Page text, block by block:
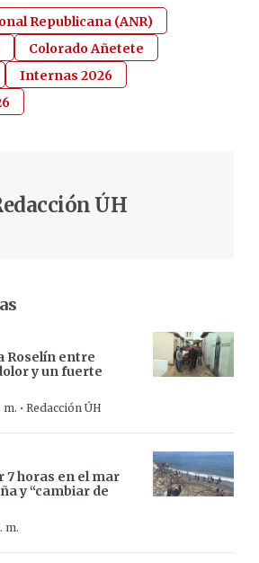
Republicana (ANR)
Colorado Añetete
Internas 2026
ÚH
Roselín entre
y un fuerte
m. · Redacción ÚH
7 horas en el mar
y “cambiar de
m.